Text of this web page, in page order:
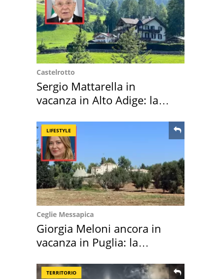
Castelrotto
Sergio Mattarella in
vacanza in Alto Adige: la
LIFESTYLE
Ceglie Messapica
Giorgia Meloni ancora in
vacanza in Puglia: la
TERRITORIO